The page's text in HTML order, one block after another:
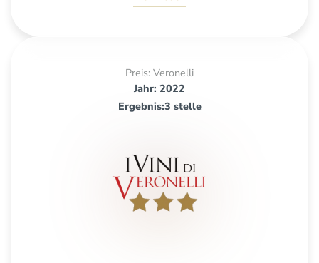
Preis: Veronelli
Jahr: 2022
Ergebnis:3 stelle